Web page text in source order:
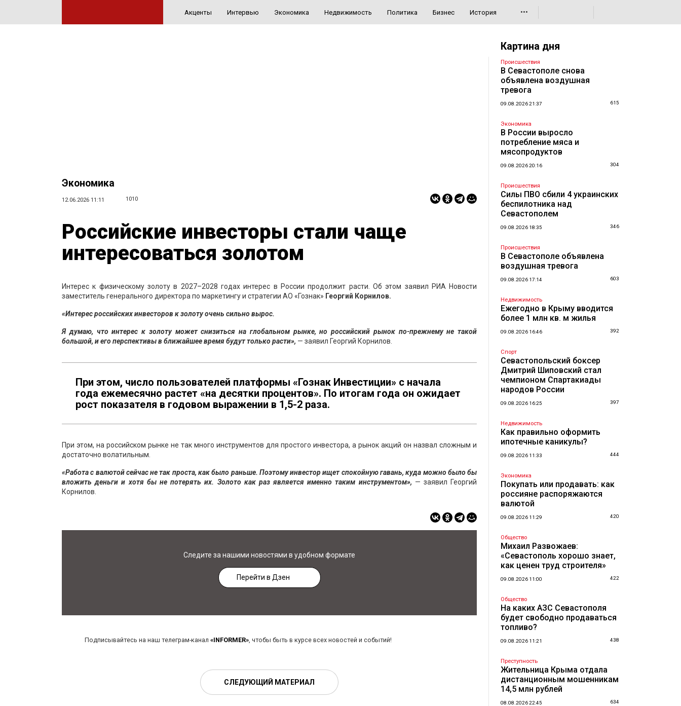
Акценты Интервью Экономика Недвижимость Политика Бизнес История •••
Экономика
12.06.2026 11:11 1010
Российские инвесторы стали чаще
интересоваться золотом
Интерес к физическому золоту в 2027–2028 годах интерес в России продолжит расти. Об этом заявил РИА Новости
заместитель генерального директора по маркетингу и стратегии АО «Гознак» Георгий Корнилов.
«Интерес российских инвесторов к золоту очень сильно вырос.
Я думаю, что интерес к золоту может снизиться на глобальном рынке, но российский рынок по-прежнему не такой
большой, и его перспективы в ближайшее время будут только расти», — заявил Георгий Корнилов.
При этом, число пользователей платформы «Гознак Инвестиции» с начала
года ежемесячно растет «на десятки процентов». По итогам года он ожидает
рост показателя в годовом выражении в 1,5-2 раза.
При этом, на российском рынке не так много инструментов для простого инвестора, а рынок акций он назвал сложным и
достаточно волатильным.
«Работа с валютой сейчас не так проста, как было раньше. Поэтому инвестор ищет спокойную гавань, куда можно было бы
вложить деньги и хотя бы не потерять их. Золото как раз является именно таким инструментом», — заявил Георгий
Корнилов.
Следите за нашими новостями в удобном формате
Перейти в Дзен
Подписывайтесь на наш телеграм-канал «INFORMER», чтобы быть в курсе всех новостей и событий!
СЛЕДУЮЩИЙ МАТЕРИАЛ
Картина дня
Происшествия
В Севастополе снова
объявлена воздушная
тревога
09.08.2026 21:37 615
Экономика
В России выросло
потребление мяса и
мясопродуктов
09.08.2026 20:16 304
Происшествия
Силы ПВО сбили 4 украинских
беспилотника над
Севастополем
09.08.2026 18:35 346
Происшествия
В Севастополе объявлена
воздушная тревога
09.08.2026 17:14 603
Недвижимость
Ежегодно в Крыму вводится
более 1 млн кв. м жилья
09.08.2026 16:46 392
Спорт
Севастопольский боксер
Дмитрий Шиповский стал
чемпионом Спартакиады
народов России
09.08.2026 16:25 397
Недвижимость
Как правильно оформить
ипотечные каникулы?
09.08.2026 11:33 444
Экономика
Покупать или продавать: как
россияне распоряжаются
валютой
09.08.2026 11:29 420
Общество
Михаил Развожаев:
«Севастополь хорошо знает,
как ценен труд строителя»
09.08.2026 11:00 422
Общество
На каких АЗС Севастополя
будет свободно продаваться
топливо?
09.08.2026 11:21 438
Преступность
Жительница Крыма отдала
дистанционным мошенникам
14,5 млн рублей
08.08.2026 22:45 634